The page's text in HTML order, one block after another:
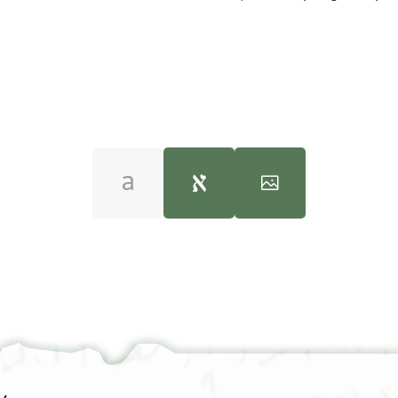
180°
ענד כאלתהא מן דהב . . . .
לם יכליהא [[אלתעני בה]] ממכמהא(?)